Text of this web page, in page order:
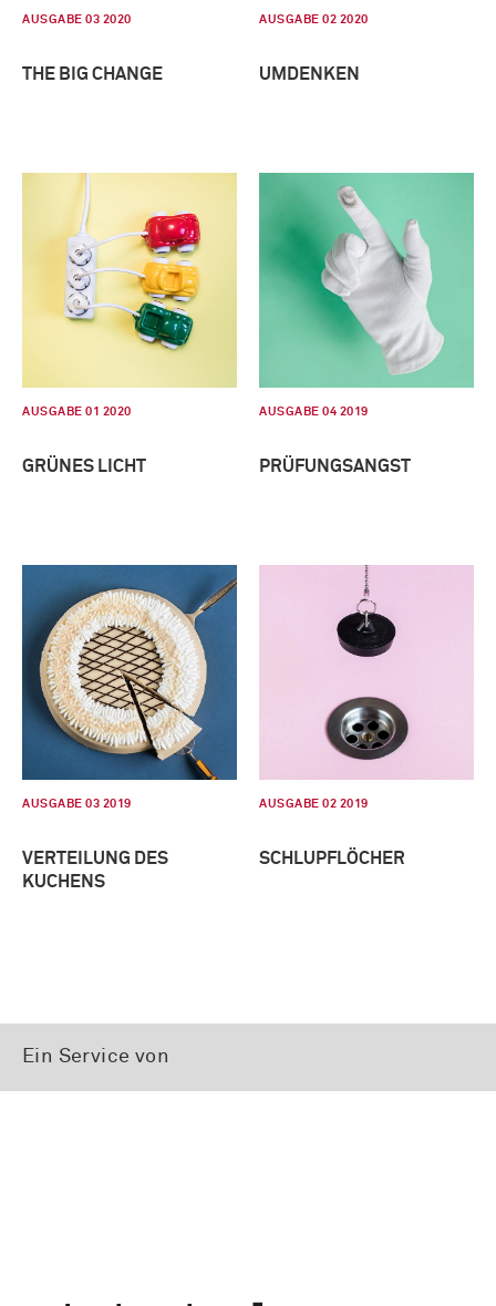
AUSGABE 03 2020
THE BIG CHANGE
AUSGABE 02 2020
UMDENKEN
AUSGABE 01 2020
GRÜNES LICHT
AUSGABE 04 2019
PRÜFUNGSANGST
AUSGABE 03 2019
VERTEILUNG DES
KUCHENS
AUSGABE 02 2019
SCHLUPFLÖCHER
Ein Service von